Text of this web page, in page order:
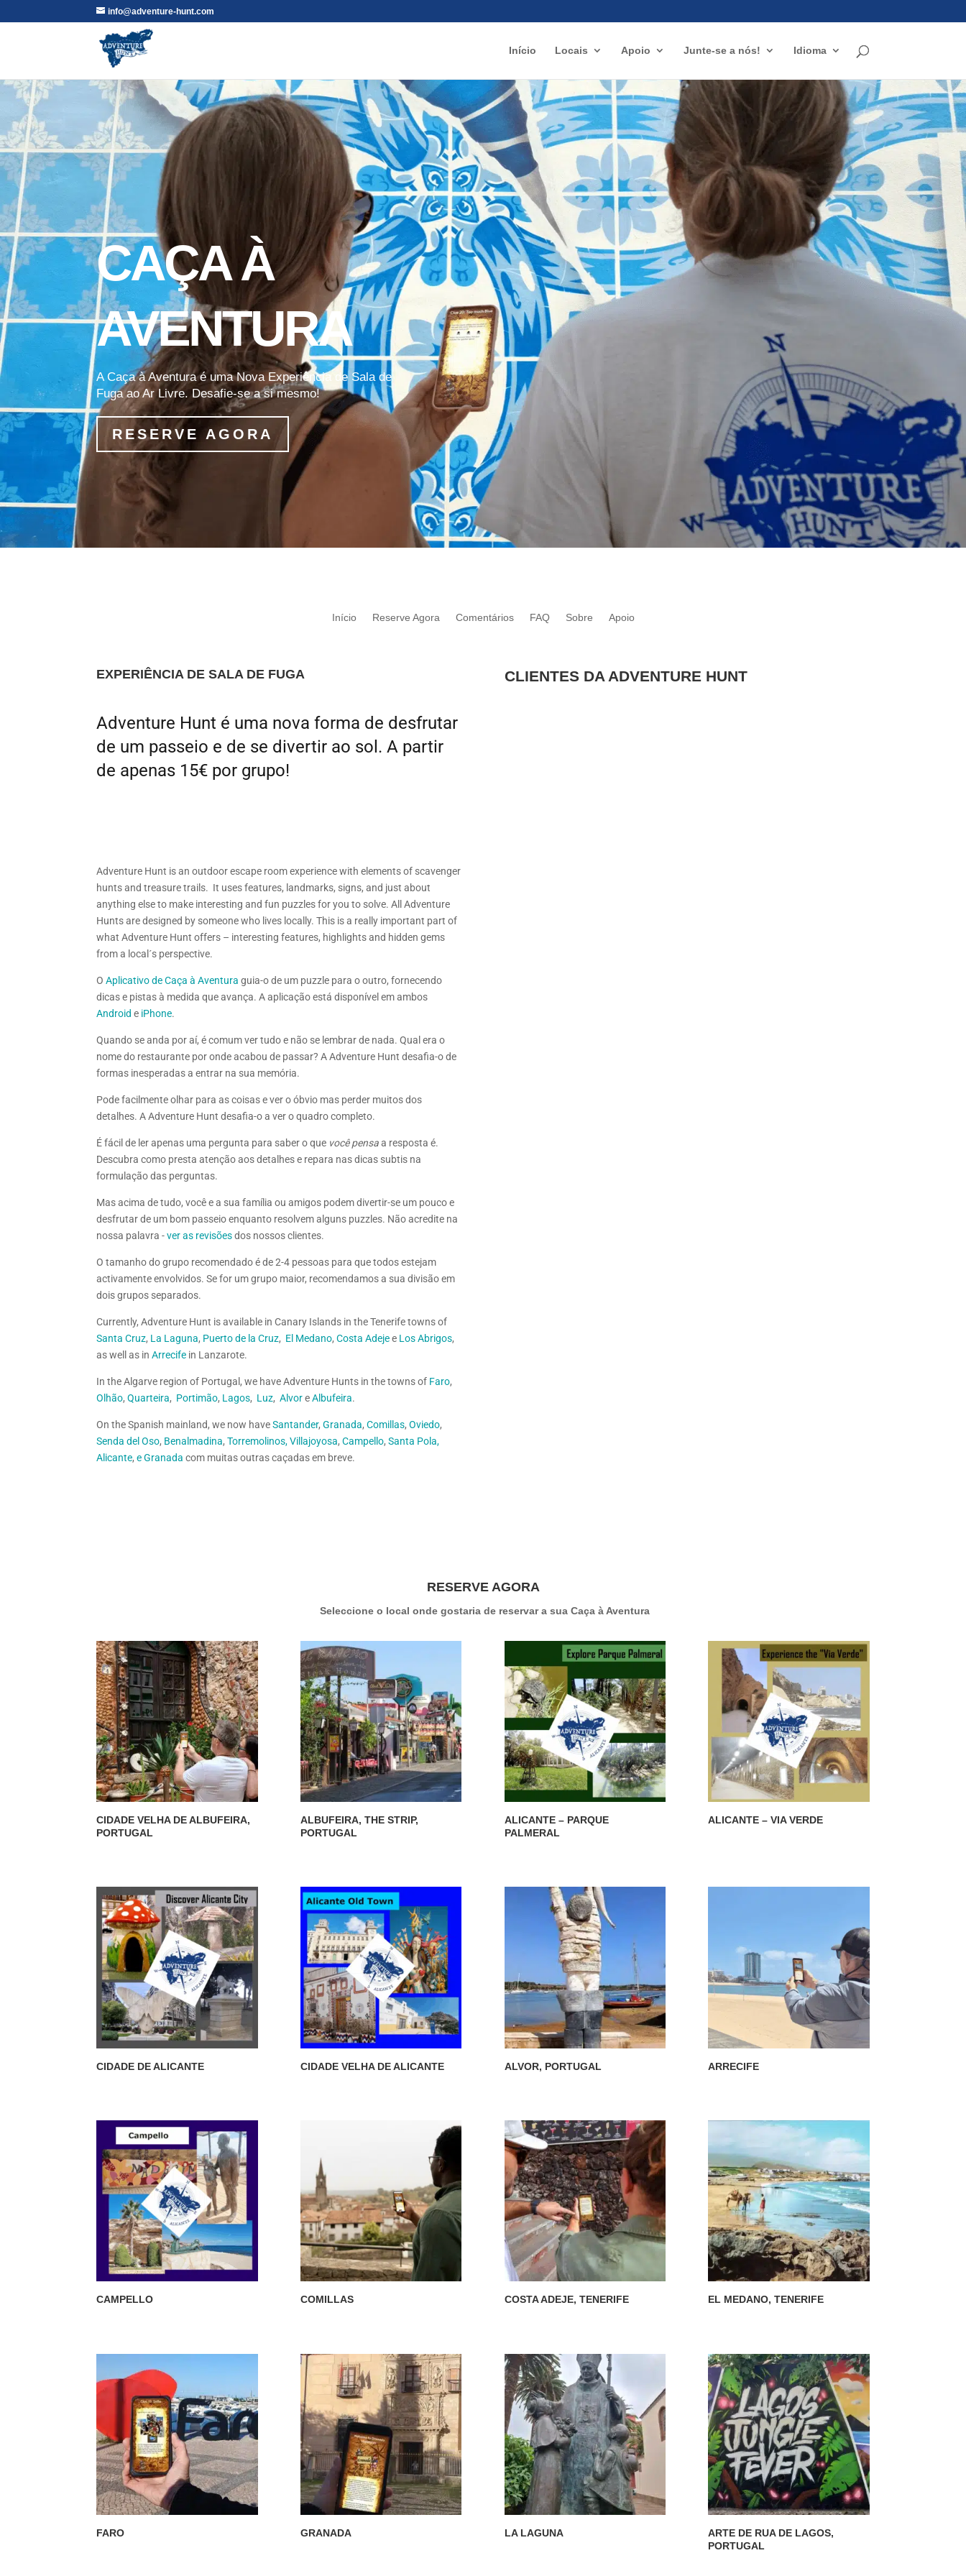
info@adventure-hunt.com
Início Locais Apoio Junte-se a nós! Idioma
CAÇA À
AVENTURA
A Caça à Aventura é uma Nova Experiência de Sala de
Fuga ao Ar Livre. Desafie-se a si mesmo!
RESERVE AGORA
Início Reserve Agora Comentários FAQ Sobre Apoio
EXPERIÊNCIA DE SALA DE FUGA
Adventure Hunt é uma nova forma de desfrutar
de um passeio e de se divertir ao sol. A partir
de apenas 15€ por grupo!
Adventure Hunt is an outdoor escape room experience with elements of scavenger
hunts and treasure trails. It uses features, landmarks, signs, and just about
anything else to make interesting and fun puzzles for you to solve. All Adventure
Hunts are designed by someone who lives locally. This is a really important part of
what Adventure Hunt offers – interesting features, highlights and hidden gems
from a local´s perspective.
O Aplicativo de Caça à Aventura guia-o de um puzzle para o outro, fornecendo
dicas e pistas à medida que avança. A aplicação está disponível em ambos
Android e iPhone.
Quando se anda por aí, é comum ver tudo e não se lembrar de nada. Qual era o
nome do restaurante por onde acabou de passar? A Adventure Hunt desafia-o de
formas inesperadas a entrar na sua memória.
Pode facilmente olhar para as coisas e ver o óbvio mas perder muitos dos
detalhes. A Adventure Hunt desafia-o a ver o quadro completo.
É fácil de ler apenas uma pergunta para saber o que você pensaa resposta é.
Descubra como presta atenção aos detalhes e repara nas dicas subtis na
formulação das perguntas.
Mas acima de tudo, você e a sua família ou amigos podem divertir-se um pouco e
desfrutar de um bom passeio enquanto resolvem alguns puzzles. Não acredite na
nossa palavra -ver as revisõesdos nossos clientes.
O tamanho do grupo recomendado é de 2-4 pessoas para que todos estejam
activamente envolvidos. Se for um grupo maior, recomendamos a sua divisão em
dois grupos separados.
Currently, Adventure Hunt is available in Canary Islands in the Tenerife towns of
Santa Cruz, La Laguna, Puerto de la Cruz, El Medano,Costa Adejee Los Abrigos,
as well as inArrecife in Lanzarote.
In the Algarve region of Portugal, we have Adventure Hunts in the towns of Faro,
Olhão,Quarteira, Portimão, Lagos, Luz,AlvoreAlbufeira.
On the Spanish mainland, we now haveSantander,Granada,Comillas,Oviedo,
Senda del Oso, Benalmadina,Torremolinos,Villajoyosa,Campello,Santa Pola,
Alicante,e Granada com muitas outras caçadas em breve.
CLIENTES DA ADVENTURE HUNT
RESERVE AGORA
Seleccione o local onde gostaria de reservar a sua Caça à Aventura
CIDADE VELHA DE ALBUFEIRA,
PORTUGAL
ALBUFEIRA, THE STRIP,
PORTUGAL
ALICANTE – PARQUE
PALMERAL
ALICANTE – VIA VERDE
CIDADE DE ALICANTE CIDADE VELHA DE ALICANTE ALVOR, PORTUGAL ARRECIFE
CAMPELLO COMILLAS COSTA ADEJE, TENERIFE EL MEDANO, TENERIFE
FARO GRANADA LA LAGUNA
ARTE DE RUA DE LAGOS,
PORTUGAL